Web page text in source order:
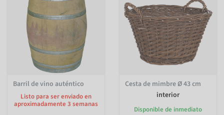
Barril de vino auténtico
Listo para ser enviado en
aproximadamente 3 semanas
Cesta de mimbre Ø 43 cm
interior
Disponible de inmediato